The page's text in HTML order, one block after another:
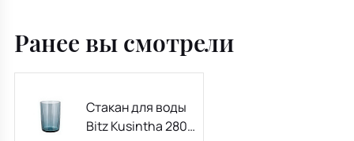
Ранее вы смотрели
Стакан для воды
Bitz Kusintha 280